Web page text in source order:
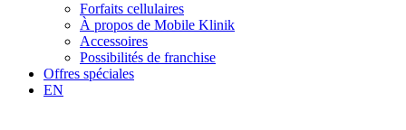
Forfaits cellulaires
À propos de Mobile Klinik
Accessoires
Possibilités de franchise
Offres spéciales
EN